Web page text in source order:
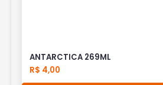
ANTARCTICA 269ML
R$ 4,00